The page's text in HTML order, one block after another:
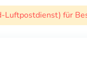
Luftpostdienst) für